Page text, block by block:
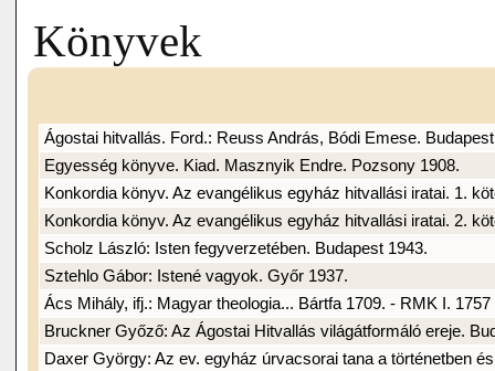
Könyvek
Ágostai hitvallás. Ford.: Reuss András, Bódi Emese.
Egyesség könyve. Kiad. Masznyik Endre. Pozsony 1908.
Konkordia könyv. Az evangélikus egyház hitvallási iratai. 1.
Konkordia könyv. Az evangélikus egyház hitvallási iratai. 2.
Scholz László: Isten fegyverzetében. Budapest 1943.
Sztehlo Gábor: Istené vagyok. Győr 1937.
Ács Mihály, ifj.: Magyar theologia... Bártfa 1709. - RMK I.
Bruckner Győző: Az Ágostai Hitvallás világátformáló ereje.
Daxer György: Az ev. egyház úrvacsorai tana a történetben